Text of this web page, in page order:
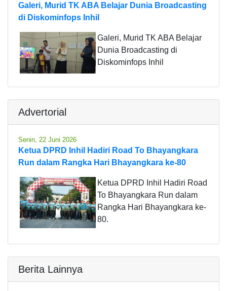
Galeri, Murid TK ABA Belajar Dunia Broadcasting
di Diskominfops Inhil
Galeri, Murid TK ABA Belajar
Dunia Broadcasting di
Diskominfops Inhil
Advertorial
Senin, 22 Juni 2026
Ketua DPRD Inhil Hadiri Road To Bhayangkara
Run dalam Rangka Hari Bhayangkara ke-80
Ketua DPRD Inhil Hadiri Road
To Bhayangkara Run dalam
Rangka Hari Bhayangkara ke-
80.
Berita Lainnya